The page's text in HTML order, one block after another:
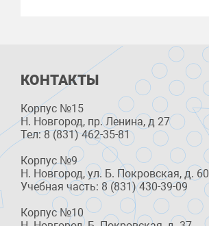
КОНТАКТЫ
Корпус №15
Н. Новгород, пр. Ленина, д 27
Тел: 8 (831) 462-35-81
Корпус №9
Н. Новгород, ул. Б. Покровская, д. 60
Учебная часть: 8 (831) 430-39-09
Корпус №10